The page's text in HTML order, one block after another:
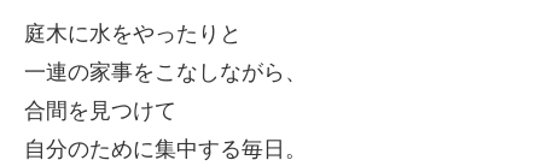
庭木に水をやったりと
一連の家事をこなしながら、
合間を見つけて
自分のために集中する毎日。